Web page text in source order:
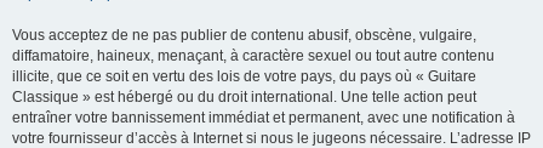
Vous acceptez de ne pas publier de contenu abusif, obscène, vulgaire,
diffamatoire, haineux, menaçant, à caractère sexuel ou tout autre contenu
illicite, que ce soit en vertu des lois de votre pays, du pays où « Guitare
Classique » est hébergé ou du droit international. Une telle action peut
entraîner votre bannissement immédiat et permanent, avec une notification à
votre fournisseur d’accès à Internet si nous le jugeons nécessaire. L’adresse IP